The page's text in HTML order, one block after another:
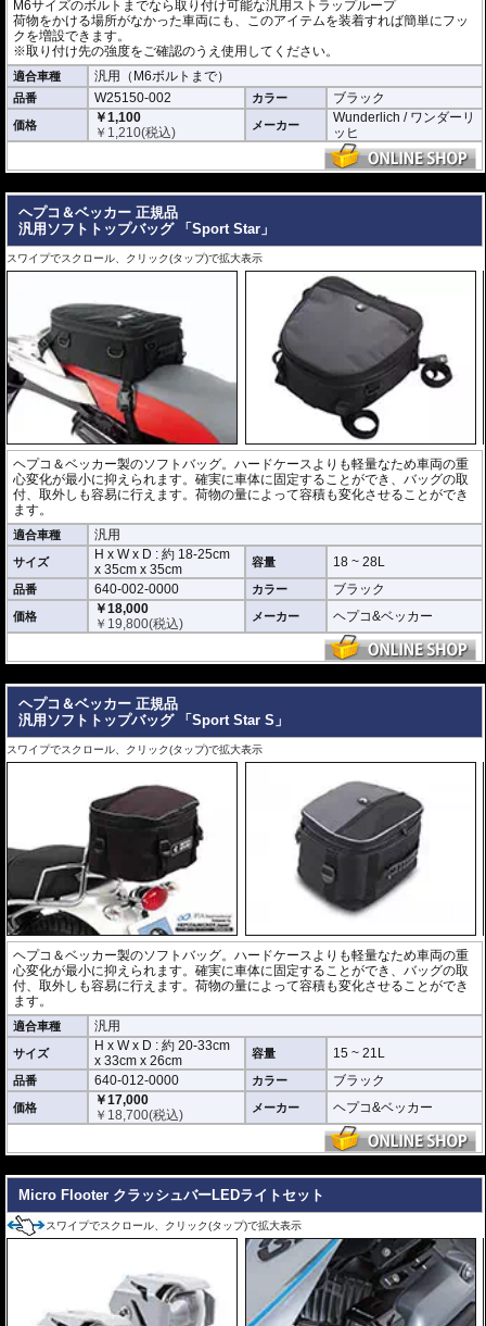
M6サイズのボルトまでなら取り付け可能な汎用ストラップループ
荷物をかける場所がなかった車両にも、このアイテムを装着すれば簡単にフッ
クを増設できます。
※取り付け先の強度をご確認のうえ使用してください。
適合車種 汎用（M6ボルトまで）
品番 W25150-002 カラー ブラック
価格
￥1,100
￥ 1,210(税込) メーカー
Wunderlich / ワンダーリ
ッヒ
ヘプコ＆ベッカー 正規品
汎用ソフトトップバッグ 「Sport Star」
スワイプでスクロール、クリック(タップ)で拡大表示
ヘプコ＆ベッカー製のソフトバッグ。ハードケースよりも軽量なため車両の重
心変化が最小に抑えられます。確実に車体に固定することができ、バッグの取
付、取外しも容易に行えます。荷物の量によって容積も変化させることができ
ます。
適合車種 汎用
サイズ H x W x D : 約 18-25cm
x35cm x35cm 容量 18 ~ 28L
品番 640-002-0000 カラー ブラック
価格
￥18,000
￥ 19,800(税込) メーカー ヘプコ&ベッカー
ヘプコ＆ベッカー 正規品
汎用ソフトトップバッグ 「Sport Star S」
スワイプでスクロール、クリック(タップ)で拡大表示
ヘプコ＆ベッカー製のソフトバッグ。ハードケースよりも軽量なため車両の重
心変化が最小に抑えられます。確実に車体に固定することができ、バッグの取
付、取外しも容易に行えます。荷物の量によって容積も変化させることができ
ます。
適合車種 汎用
サイズ H x W x D : 約20-33cm
x33cm x26cm 容量 15 ~ 21L
品番 640-012-0000 カラー ブラック
価格
￥17,000
￥ 18,700(税込) メーカー ヘプコ&ベッカー
Micro Flooter クラッシュバーLEDライトセット
スワイプでスクロール、クリック(タップ)で拡大表示